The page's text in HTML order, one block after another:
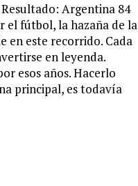
Argentina 84
el fútbol, la hazaña de la
en este recorrido. Cada
en leyenda.
esos años. Hacerlo
principal, es todavía